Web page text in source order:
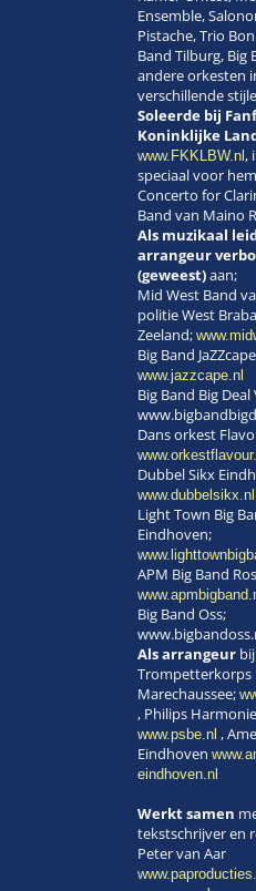
Ensemble,
Pistache, Trio
Band Tilburg, Big
andere orkesten
verschillende
Soleerde bij
Koninklijke
www.FKKLBW.nl ,
speciaal voor
Concerto for
Band van Maino
Als muzikaal
arrangeur
(geweest)aan;
Mid West Band
politie West
Zeeland;
Big Band
www.jazzcape.nl
Big Band Big
Dans orkest
Dubbel Sikx
www.dubbelsikx.nl
Light Town Big
Eindhoven;
APM Big Band
Big Band Oss;
Als arrangeur bij
Trompetterkorps
Marechaussee;
, Philips
www.psbe.nl ,
Eindhoven
eindhoven.nl
Werkt samen
tekstschrijver en
Peter van Aar